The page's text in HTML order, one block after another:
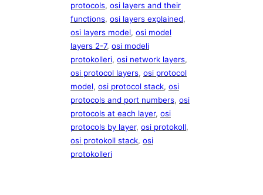
protocols, osi layers and their
functions, osi layers explained
osi layers model, osi model
layers 2-7, osi modeli
protokolleri, osi network layers
osi protocol layers, osi protocol
model, osi protocol stack, osi
protocols and port numbers, osi
protocols at each layer, osi
protocols by layer, osi protokoll
osi protokoll stack, osi
protokolleri